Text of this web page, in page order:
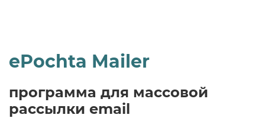
ePochta Mailer
программа для массовой
рассылки email